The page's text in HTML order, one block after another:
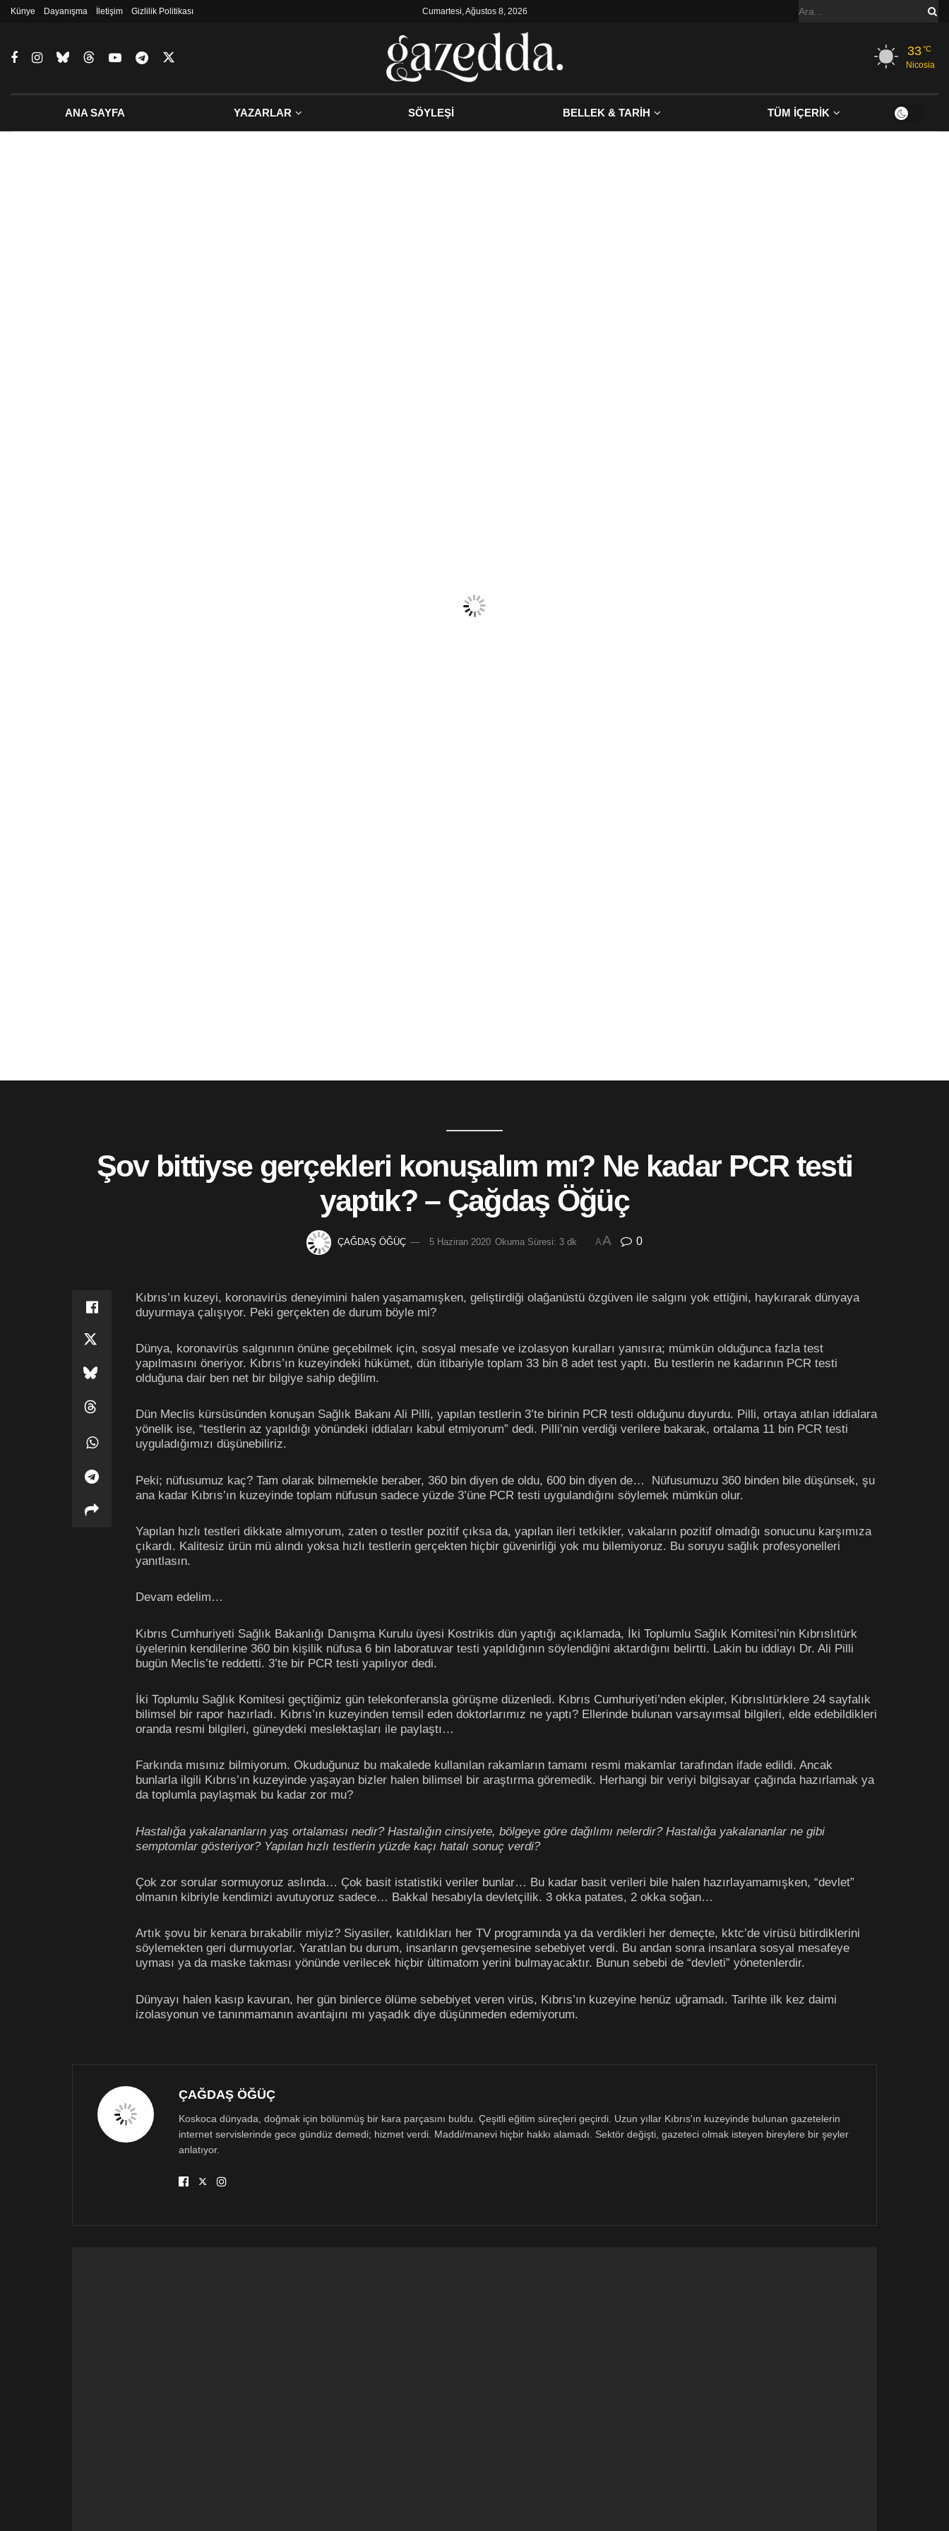
Künye Dayanışma İletişim Gizlilik Politikası Cumartesi, Ağustos 8, 2026
33°C
Nicosia
ANA SAYFA YAZARLAR SÖYLEŞİ BELLEK & TARİH TÜM İÇERİK
Şov bittiyse gerçekleri konuşalım mı? Ne kadar PCR testi
yaptık? – Çağdaş Öğüç
ÇAĞDAŞ ÖĞÜÇ 5 Haziran 2020 Okuma Süresi: 3 dk AA 0
Kıbrıs’ın kuzeyi, koronavirüs deneyimini halen yaşamamışken, geliştirdiği olağanüstü özgüven ile salgını yok ettiğini, haykırarak dünyaya
duyurmaya çalışıyor. Peki gerçekten de durum böyle mi?
Dünya, koronavirüs salgınının önüne geçebilmek için, sosyal mesafe ve izolasyon kuralları yanısıra; mümkün olduğunca fazla test
yapılmasını öneriyor. Kıbrıs’ın kuzeyindeki hükümet, dün itibariyle toplam 33 bin 8 adet test yaptı. Bu testlerin ne kadarının PCR testi
olduğuna dair ben net bir bilgiye sahip değilim.
Dün Meclis kürsüsünden konuşan Sağlık Bakanı Ali Pilli, yapılan testlerin 3’te birinin PCR testi olduğunu duyurdu. Pilli, ortaya atılan iddialara
yönelik ise, “testlerin az yapıldığı yönündeki iddiaları kabul etmiyorum” dedi. Pilli’nin verdiği verilere bakarak, ortalama 11 bin PCR testi
uyguladığımızı düşünebiliriz.
Peki; nüfusumuz kaç? Tam olarak bilmemekle beraber, 360 bin diyen de oldu, 600 bin diyen de… Nüfusumuzu 360 binden bile düşünsek, şu
ana kadar Kıbrıs’ın kuzeyinde toplam nüfusun sadece yüzde 3’üne PCR testi uygulandığını söylemek mümkün olur.
Yapılan hızlı testleri dikkate almıyorum, zaten o testler pozitif çıksa da, yapılan ileri tetkikler, vakaların pozitif olmadığı sonucunu karşımıza
çıkardı. Kalitesiz ürün mü alındı yoksa hızlı testlerin gerçekten hiçbir güvenirliği yok mu bilemiyoruz. Bu soruyu sağlık profesyonelleri
yanıtlasın.
Devam edelim…
Kıbrıs Cumhuriyeti Sağlık Bakanlığı Danışma Kurulu üyesi Kostrikis dün yaptığı açıklamada, İki Toplumlu Sağlık Komitesi’nin Kıbrıslıtürk
üyelerinin kendilerine 360 bin kişilik nüfusa 6 bin laboratuvar testi yapıldığının söylendiğini aktardığını belirtti. Lakin bu iddiayı Dr. Ali Pilli
bugün Meclis’te reddetti. 3’te bir PCR testi yapılıyor dedi.
İki Toplumlu Sağlık Komitesi geçtiğimiz gün telekonferansla görüşme düzenledi. Kıbrıs Cumhuriyeti’nden ekipler, Kıbrıslıtürklere 24 sayfalık
bilimsel bir rapor hazırladı. Kıbrıs’ın kuzeyinden temsil eden doktorlarımız ne yaptı? Ellerinde bulunan varsayımsal bilgileri, elde edebildikleri
oranda resmi bilgileri, güneydeki meslektaşları ile paylaştı…
Farkında mısınız bilmiyorum. Okuduğunuz bu makalede kullanılan rakamların tamamı resmi makamlar tarafından ifade edildi. Ancak
bunlarla ilgili Kıbrıs’ın kuzeyinde yaşayan bizler halen bilimsel bir araştırma göremedik. Herhangi bir veriyi bilgisayar çağında hazırlamak ya
da toplumla paylaşmak bu kadar zor mu?
Hastalığa yakalananların yaş ortalaması nedir? Hastalığın cinsiyete, bölgeye göre dağılımı nelerdir? Hastalığa yakalananlar ne gibi
semptomlar gösteriyor? Yapılan hızlı testlerin yüzde kaçı hatalı sonuç verdi?
Çok zor sorular sormuyoruz aslında… Çok basit istatistiki veriler bunlar… Bu kadar basit verileri bile halen hazırlayamamışken, “devlet”
olmanın kibriyle kendimizi avutuyoruz sadece… Bakkal hesabıyla devletçilik. 3 okka patates, 2 okka soğan…
Artık şovu bir kenara bırakabilir miyiz? Siyasiler, katıldıkları her TV programında ya da verdikleri her demeçte, kktc’de virüsü bitirdiklerini
söylemekten geri durmuyorlar. Yaratılan bu durum, insanların gevşemesine sebebiyet verdi. Bu andan sonra insanlara sosyal mesafeye
uyması ya da maske takması yönünde verilecek hiçbir ültimatom yerini bulmayacaktır. Bunun sebebi de “devleti” yönetenlerdir.
Dünyayı halen kasıp kavuran, her gün binlerce ölüme sebebiyet veren virüs, Kıbrıs’ın kuzeyine henüz uğramadı. Tarihte ilk kez daimi
izolasyonun ve tanınmamanın avantajını mı yaşadık diye düşünmeden edemiyorum.
ÇAĞDAŞ ÖĞÜÇ
Koskoca dünyada, doğmak için bölünmüş bir kara parçasını buldu. Çeşitli eğitim süreçleri geçirdi. Uzun yıllar Kıbrıs'ın kuzeyinde bulunan gazetelerin
internet servislerinde gece gündüz demedi; hizmet verdi. Maddi/manevi hiçbir hakkı alamadı. Sektör değişti, gazeteci olmak isteyen bireylere bir şeyler
anlatıyor.